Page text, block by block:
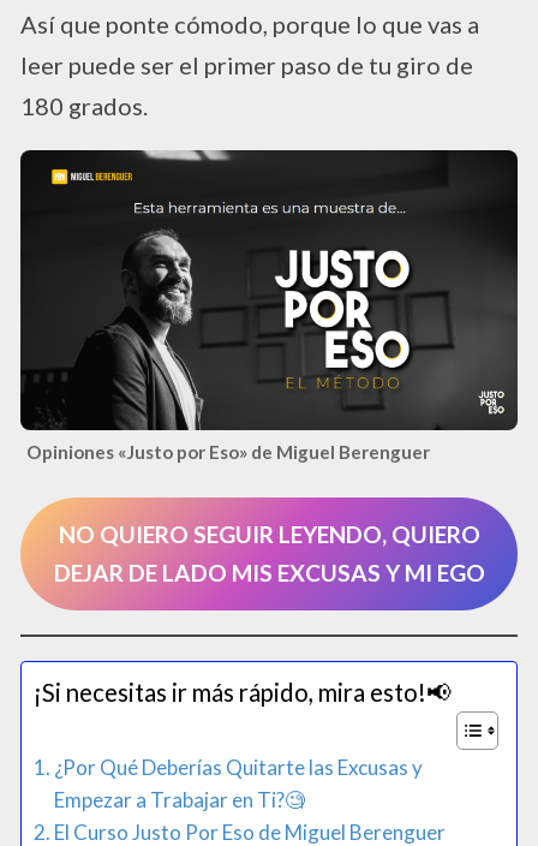
Así que ponte cómodo, porque lo que vas a
leer puede ser el primer paso de tu giro de
180 grados.
Opiniones «Justo por Eso» de Miguel Berenguer
NO QUIERO SEGUIR LEYENDO, QUIERO
DEJAR DE LADO MIS EXCUSAS Y MI EGO
¡Si necesitas ir más rápido, mira esto!📢​
¿Por Qué Deberías Quitarte las Excusas y
Empezar a Trabajar en Ti?​​🧐
El Curso Justo Por Eso de Miguel Berenguer